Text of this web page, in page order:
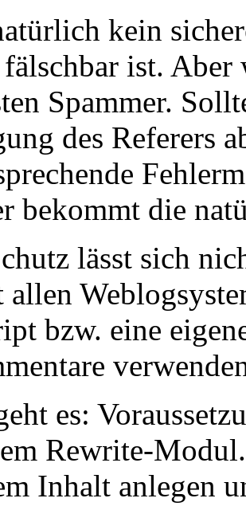
kein
ist.
Spammer.
des Referers
bekommt die
lässt sich
allen
bzw. eine
es:
Rewrite-
Inhalt anlegen